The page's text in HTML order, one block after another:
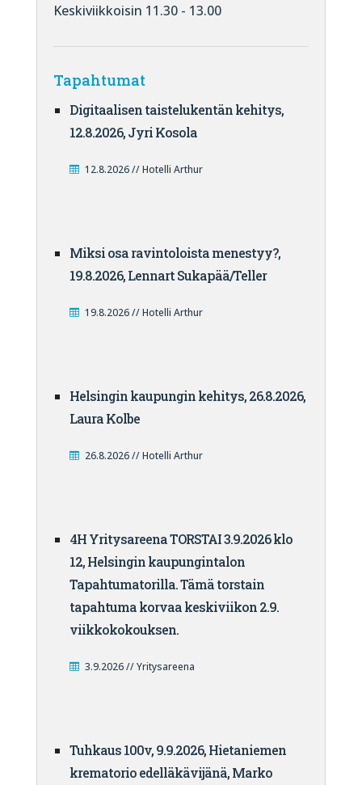
Keskiviikkoisin 11.30 - 13.00
Tapahtumat
Digitaalisen taistelukentän kehitys,
12.8.2026, Jyri Kosola
12.8.2026 // Hotelli Arthur
Miksi osa ravintoloista menestyy?,
19.8.2026, Lennart Sukapää/Teller
19.8.2026 // Hotelli Arthur
Helsingin kaupungin kehitys, 26.8.2026,
Laura Kolbe
26.8.2026 // Hotelli Arthur
4H Yritysareena TORSTAI 3.9.2026 klo
12, Helsingin kaupungintalon
Tapahtumatorilla. Tämä torstain
tapahtuma korvaa keskiviikon 2.9.
viikkokokouksen.
3.9.2026 // Yritysareena
Tuhkaus 100v, 9.9.2026, Hietaniemen
krematorio edelläkävijänä, Marko